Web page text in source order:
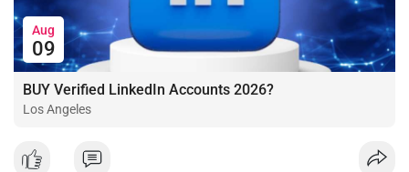
Aug
09
BUY Verified LinkedIn Accounts 2026?
Los Angeles